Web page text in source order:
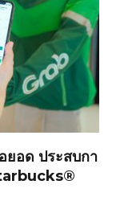
ยอด ประสบกา